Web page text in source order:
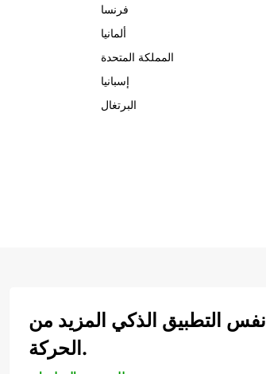
فرنسا
ألمانيا
المملكة المتحدة
إسبانيا
البرتغال
نفس التطبيق الذكي المزيد من
الحركة.